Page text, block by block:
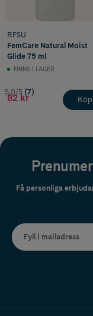
RFSU
FemCare Natural Moist
Glide 75 ml
FINNS I LAGER
5.0/5 (7)
82 kr Köp
Få personliga
Fyll i mailadress